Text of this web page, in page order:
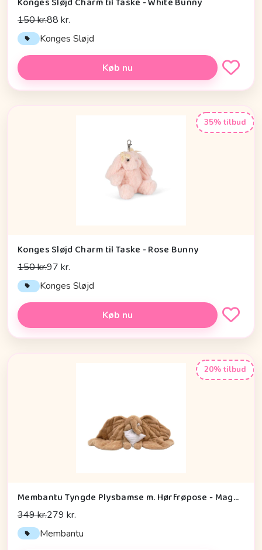
150 kr.88 kr.
Konges Sløjd
Køb nu
35% tilbud
Konges Sløjd Charm til Taske - Rose Bunny
150 kr.97 kr.
Konges Sløjd
Køb nu
20% tilbud
Membantu Tyngde Plysbamse m. Hørfrøpose - Magma01 - Brun
349 kr.279 kr.
Membantu